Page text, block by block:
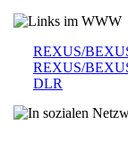
REXUS/
REXUS/
DLR